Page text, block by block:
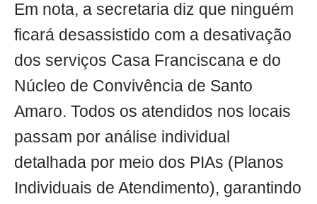
Em nota, a secretaria diz que ninguém
ficará desassistido com a desativação
dos serviços Casa Franciscana e do
Núcleo de Convivência de Santo
Amaro. Todos os atendidos nos locais
passam por análise individual
detalhada por meio dos PIAs (Planos
Individuais de Atendimento), garantindo